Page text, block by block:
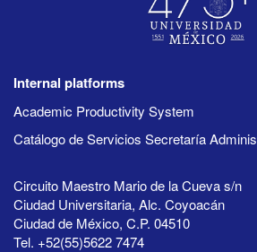
Internal platforms
Academic Productivity System
Catálogo de Servicios Secretaría
Circuito Maestro Mario de la Cueva s/n
Ciudad Universitaria, Alc. Coyoacán
Ciudad de México, C.P. 04510
Tel. +52(55)5622 7474